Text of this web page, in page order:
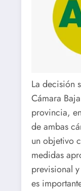
La decisión
Cámara
provincia,
de ambas
un objetivo
medidas
previsional
es